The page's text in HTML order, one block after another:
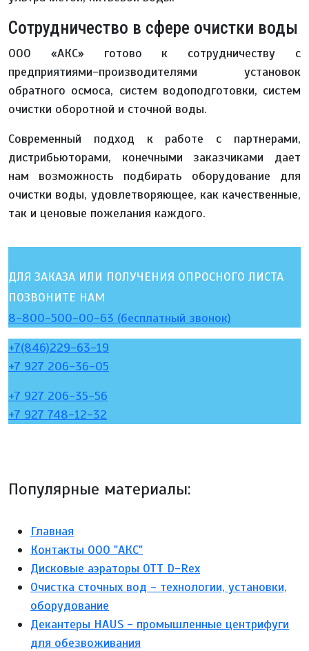
Сотрудничество в сфере очистки воды
ООО «АКС» готово к сотрудничеству с
предприятиями-производителями установок
обратного осмоса, систем водоподготовки, систем
очистки оборотной и сточной воды.
Современный подход к работе с партнерами,
дистрибьюторами, конечными заказчиками дает
нам возможность подбирать оборудование для
очистки воды, удовлетворяющее, как качественные,
так и ценовые пожелания каждого.
ДЛЯ ЗАКАЗА ИЛИ ПОЛУЧЕНИЯ ОПРОСНОГО ЛИСТА
ПОЗВОНИТЕ НАМ
8-800-500-00-63 (бесплатный звонок)
+7(846)229-63-19
+7 927 206-36-05
+7 927 206-35-56
+7 927 748-12-32
Популярные материалы:
Главная
Контакты ООО "АКС"
Дисковые аэраторы ОТТ D-Rex
Очистка сточных вод - технологии, установки,
оборудование
Декантеры HAUS - промышленные центрифуги
для обезвоживания